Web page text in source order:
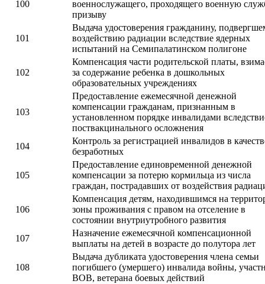
100
военнослужащего, проходящего военную
призыву
101
Выдача удостоверения гражданину,
воздействию радиации вследствие ядерных
испытаний на Семипалатинском полигоне
102
Компенсация части родительской платы,
за содержание ребенка в дошкольных
образовательных учреждениях
103
Предоставление ежемесячной денежной
компенсации гражданам, признанным в
установленном порядке инвалидами
поствакцинального осложнения
104
Контроль за регистрацией инвалидов в
безработных
105
Предоставление единовременной денежной
компенсации за потерю кормильца из числа
граждан, пострадавших от воздействия
106
Компенсация детям, находившимся на
зоны проживания с правом на отселение в
состоянии внутриутробного развития
107
Назначение ежемесячной компенсационной
выплаты на детей в возрасте до полутора лет
108
Выдача дубликата удостоверения члена семьи
погибшего (умершего) инвалида войны,
ВОВ, ветерана боевых действий